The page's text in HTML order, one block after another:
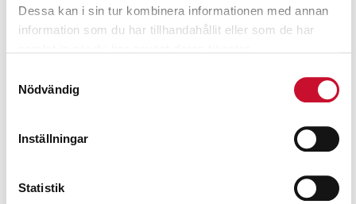
Dessa kan i sin tur kombinera informationen med annan
information som du har tillhandahållit eller som de har
Nödvändig
Inställningar
Statistik
Relaterade produkter